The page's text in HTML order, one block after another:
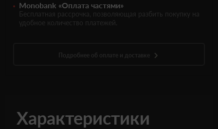
Monobank «Оплата частями»
Бесплатная рассрочка, позволяющая разбить покупку на
удобное количество платежей.
Подробнее об оплате и доставке
Характеристики